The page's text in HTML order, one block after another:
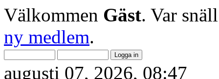
Välkommen Gäst. Var
ny medlem.
augusti 07, 2026, 08:47